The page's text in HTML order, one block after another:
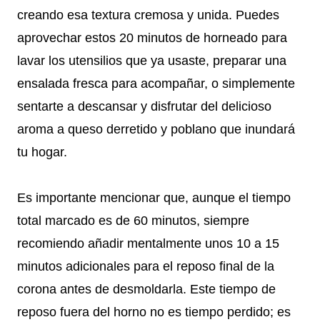
creando esa textura cremosa y unida. Puedes
aprovechar estos 20 minutos de horneado para
lavar los utensilios que ya usaste, preparar una
ensalada fresca para acompañar, o simplemente
sentarte a descansar y disfrutar del delicioso
aroma a queso derretido y poblano que inundará
tu hogar.
Es importante mencionar que, aunque el tiempo
total marcado es de 60 minutos, siempre
recomiendo añadir mentalmente unos 10 a 15
minutos adicionales para el reposo final de la
corona antes de desmoldarla. Este tiempo de
reposo fuera del horno no es tiempo perdido; es